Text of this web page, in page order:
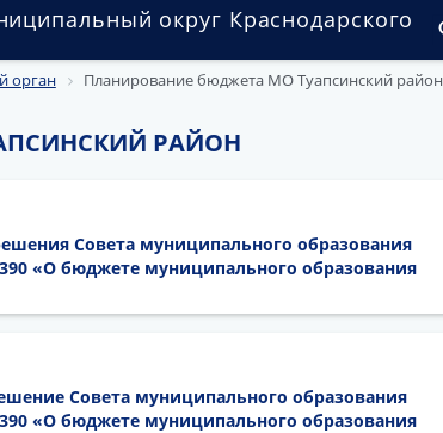
округ Краснодарского
орган Планирование бюджета МО Туапсинский район
РАЙОН
Совета муниципального образования
«О бюджете муниципального образования
Совета муниципального образования
«О бюджете муниципального образования